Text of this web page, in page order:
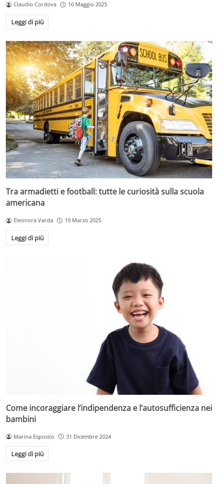
Claudio Cordova 10 Maggio 2025
Leggi di più
Tra armadietti e football: tutte le curiosità sulla scuola
americana
Eleonora Varda 19 Marzo 2025
Leggi di più
Come incoraggiare l’indipendenza e l’autosufficienza nei
bambini
Marina Esposito 31 Dicembre 2024
Leggi di più